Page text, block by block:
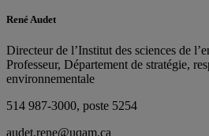
René Audet
Directeur de l’Institut des sciences de
Professeur, Département de stratégie,
environnementale
514 987-3000, poste 5254
audet.rene@uqam.ca